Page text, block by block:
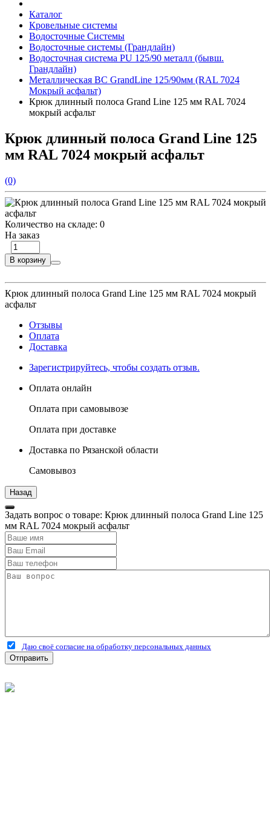
Каталог
Кровельные системы
Водосточные Системы
Водосточные системы (Грандлайн)
Водосточная система PU 125/90 металл (бывш.
Грандлайн)
Металлическая ВС GrandLine 125/90мм (RAL 7024
Мокрый асфальт)
Крюк длинный полоса Grand Line 125 мм RAL 7024
мокрый асфальт
Крюк длинный полоса Grand Line 125
мм RAL 7024 мокрый асфальт
(0)
Количество на складе: 0
На заказ
В корзину
Крюк длинный полоса Grand Line 125 мм RAL 7024 мокрый
асфальт
Отзывы
Оплата
Доставка
Зарегистрируйтесь, чтобы создать отзыв.
Оплата онлайн
Оплата при самовывозе
Оплата при доставке
Доставка по Рязанской области
Самовывоз
Задать вопрос о товаре: Крюк длинный полоса Grand Line 125
мм RAL 7024 мокрый асфальт
Даю своё согласие на обработку персональных данных
Отправить